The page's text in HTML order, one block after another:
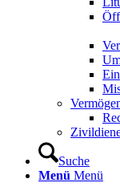
Suche
Menü Menü